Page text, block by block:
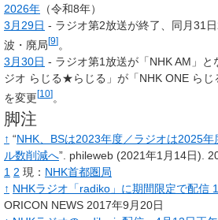
2026年 （令和8年）
3月29日 - ラジオ第2放送が終了、同月31
波・廃局[9] 。
3月30日 - ラジオ第1放送が「NHK AM」と
ジオ らじる★らじる」が「NHK ONE ら
を変更[10] 。
脚注
↑ “NHK、BSは2023年度／ラジオは2025年
ル数削減へ”. phileweb (2021年1月14日).
1 2 現： NHK首都圏局
↑ NHKラジオ「radiko」に期間限定で配信
ORICON NEWS 2017年9月20日